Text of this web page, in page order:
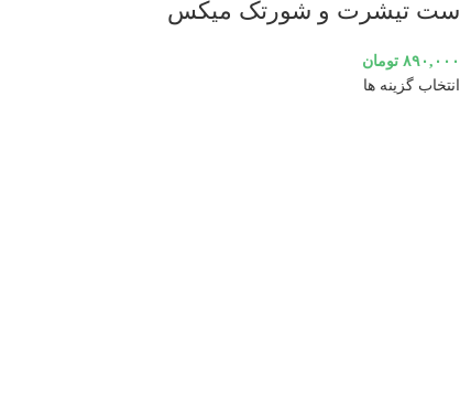
ست تیشرت و شورتک میکس
۸۹۰,۰۰۰ تومان
انتخاب گزینه ها